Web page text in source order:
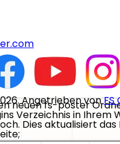
Angetrieben vonFS
neuen fs-poster
Verzeichnis in Ihrem
Dies aktualisiert das